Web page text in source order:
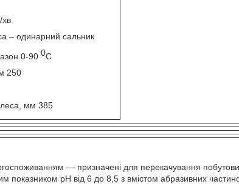
хв
– одинарний сальник
0-90 0С
250
мм 385
— призначені для перекачування
показником рН від 6 до 8,5 з вмістом абразивних